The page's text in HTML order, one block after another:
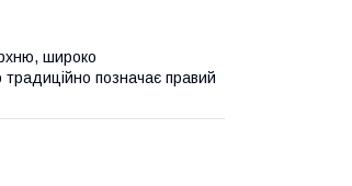
широко
традиційно позначає правий